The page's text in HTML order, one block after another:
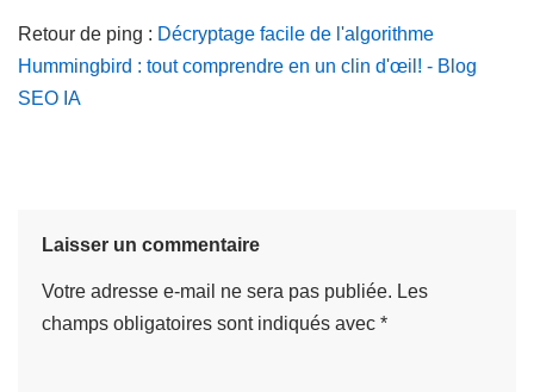
Retour de ping : Décryptage facile de l'algorithme
Hummingbird : tout comprendre en un clin d'œil! - Blog
SEO IA
Laisser un commentaire
Votre adresse e-mail ne sera pas publiée. Les
champs obligatoires sont indiqués avec *